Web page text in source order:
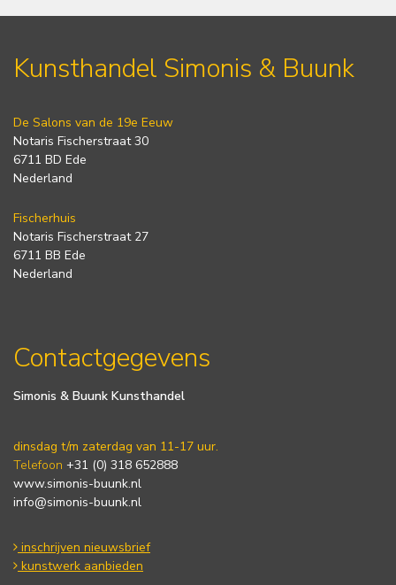
Kunsthandel Simonis & Buunk
De Salons van de 19e Eeuw
Notaris Fischerstraat 30
6711 BD Ede
Nederland
Fischerhuis
Notaris Fischerstraat 27
6711 BB Ede
Nederland
Contactgegevens
Simonis & Buunk Kunsthandel
dinsdag t/m zaterdag van 11-17 uur.
Telefoon +31 (0) 318 652888
www.simonis-buunk.nl
info@simonis-buunk.nl
inschrijven nieuwsbrief
kunstwerk aanbieden